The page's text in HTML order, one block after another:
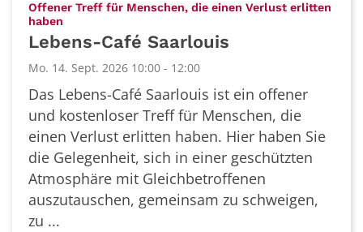
Offener Treff für Menschen, die einen Verlust erlitten
haben
Lebens-Café Saarlouis
Mo. 14. Sept. 2026 10:00 - 12:00
Das Lebens-Café Saarlouis ist ein offener
und kostenloser Treff für Menschen, die
einen Verlust erlitten haben. Hier haben Sie
die Gelegenheit, sich in einer geschützten
Atmosphäre mit Gleichbetroffenen
auszutauschen, gemeinsam zu schweigen,
zu ...